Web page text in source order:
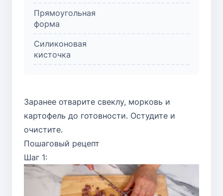
Прямоугольная
форма
Силиконовая
кисточка
Заранее отварите свеклу, морковь и
картофель до готовности. Остудите и
очистите.
Пошаговый рецепт
Шаг 1: